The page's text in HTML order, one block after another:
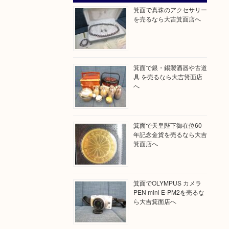
箕面で真珠のアクセサリー
を売るなら大吉箕面店へ
箕面で銀・錫製酒器や古道
具 を売るなら大吉箕面店
へ
箕面で天皇陛下御在位60
年記念金貨を売るなら大吉
箕面店へ
箕面でOLYMPUS カメラ
PEN mini E-PM2を売るな
ら大吉箕面店へ